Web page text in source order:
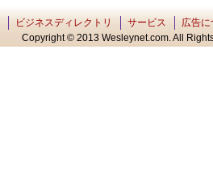
ビジネスディレクトリ サービス
広告に
Copyright © 2013 Wesleynet.com. All